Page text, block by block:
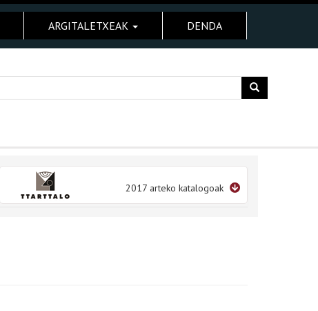
ARGITALETXEAK DENDA
2017 arteko katalogoak